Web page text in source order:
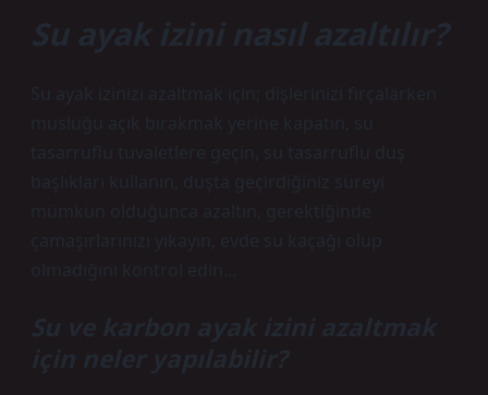
Su ayak izini nasıl azaltılır?
Su ayak izinizi azaltmak için; dişlerinizi fırçalarken
musluğu açık bırakmak yerine kapatın, su
tasarruflu tuvaletlere geçin, su tasarruflu duş
başlıkları kullanın, duşta geçirdiğiniz süreyi
mümkün olduğunca azaltın, gerektiğinde
çamaşırlarınızı yıkayın, evde su kaçağı olup
olmadığını kontrol edin…
Su ve karbon ayak izini azaltmak
için neler yapılabilir?